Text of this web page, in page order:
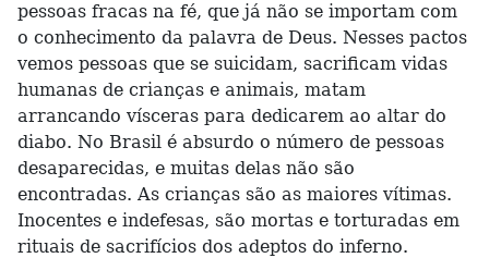
pessoas fracas na fé, que já não se importam com
o conhecimento da palavra de Deus. Nesses pactos
vemos pessoas que se suicidam, sacrificam vidas
humanas de crianças e animais, matam
arrancando vísceras para dedicarem ao altar do
diabo. No Brasil é absurdo o número de pessoas
desaparecidas, e muitas delas não são
encontradas. As crianças são as maiores vítimas.
Inocentes e indefesas, são mortas e torturadas em
rituais de sacrifícios dos adeptos do inferno.